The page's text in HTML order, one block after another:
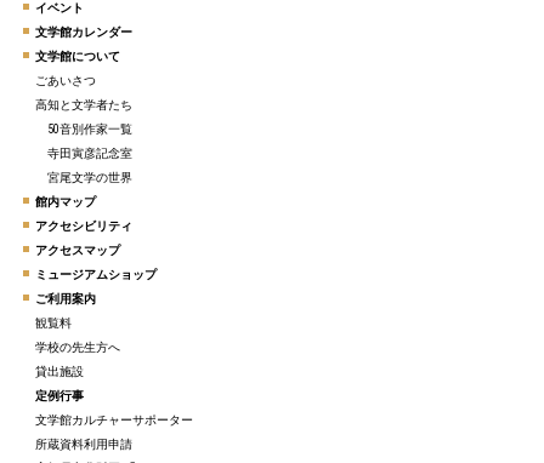
イベント
文学館カレンダー
文学館について
ごあいさつ
高知と文学者たち
50音別作家一覧
寺田寅彦記念室
宮尾文学の世界
館内マップ
アクセシビリティ
アクセスマップ
ミュージアムショップ
ご利用案内
観覧料
学校の先生方へ
貸出施設
定例行事
文学館カルチャーサポーター
所蔵資料利用申請